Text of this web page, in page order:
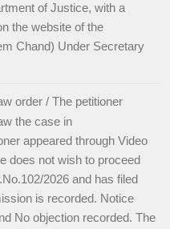
of Justice, with a
the website of the
Chand) Under Secretary
order / The petitioner
the case in
appeared through Video
does not wish to proceed
2026 and has filed
is recorded. Notice
No objection recorded. The